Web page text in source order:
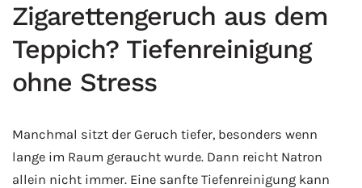
Zigarettengeruch aus dem
Teppich? Tiefenreinigung
ohne Stress
Manchmal sitzt der Geruch tiefer, besonders wenn
lange im Raum geraucht wurde. Dann reicht Natron
allein nicht immer. Eine sanfte Tiefenreinigung kann